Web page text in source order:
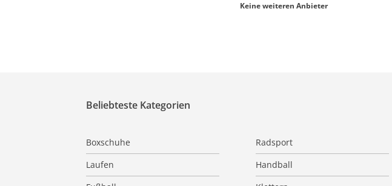
Keine weiteren Anbieter
Beliebteste Kategorien
Boxschuhe
Radsport
Laufen
Handball